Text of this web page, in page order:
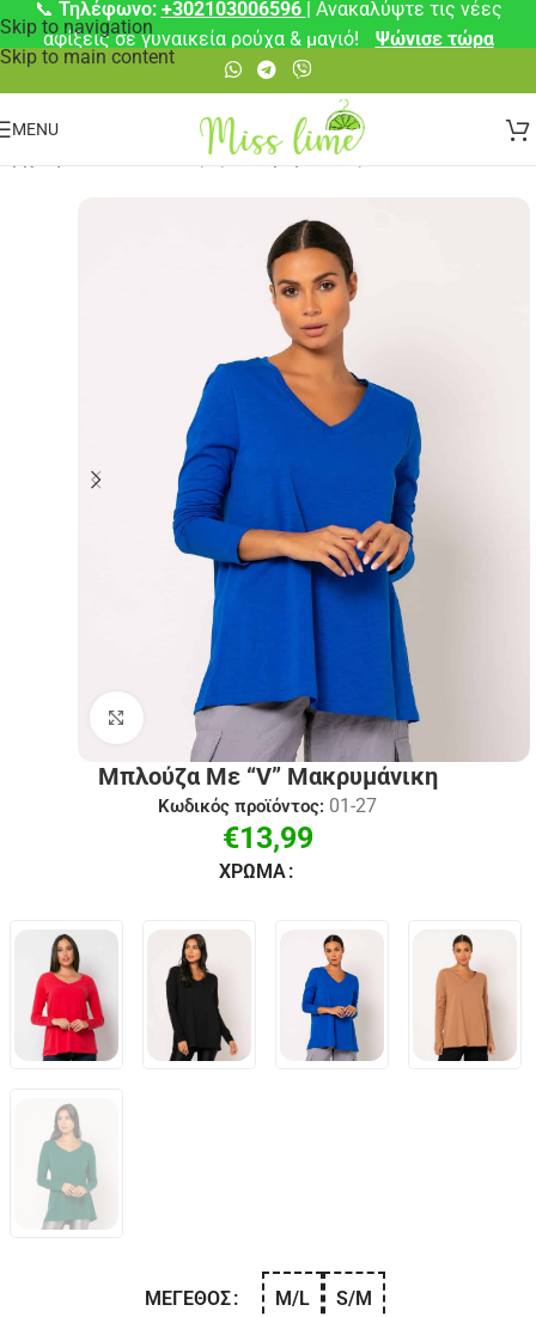
Skip to navigation
Skip to main content
📞 Τηλέφωνο: +302103006596 | Ανακαλύψτε τις νέες
αφίξεις σε γυναικεία ρούχα & μαγιό!
Ψώνισε τώρα
MENU
Μπλούζες /Μακρυμάνικες
Click to enlarge
Μπλούζα Με “V” Μακρυμάνικη
Κωδικός προϊόντος: 01-27
€13,99
ΧΡΏΜΑ
ΜΈΓΕΘΟΣ M/L S/M